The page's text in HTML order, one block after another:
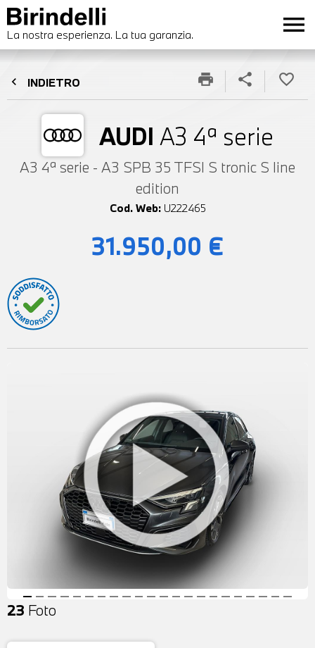
La nostra esperienza. La tua garanzia. menu
chevron_left INDIETRO
AUDI A3 4ª serie
A3 4ª serie - A3 SPB 35 TFSI S tronic S line
edition
Cod. Web: U222465
print share favorite_border
31.950,00 €
23 Foto